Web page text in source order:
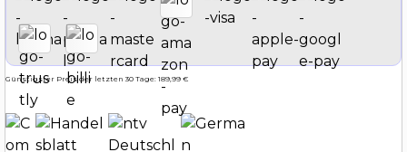
Günstigster Preis der letzten 30 Tage: 189,99 €